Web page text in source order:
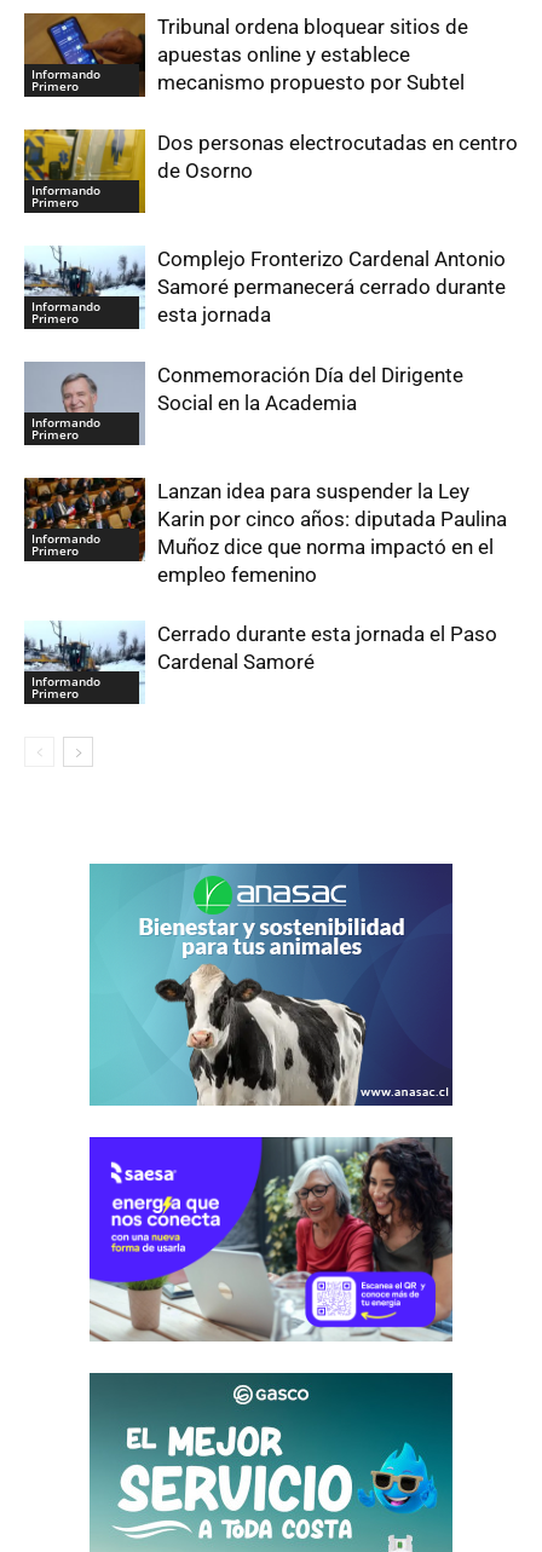
Informando
Primero
Tribunal ordena bloquear sitios de
apuestas online y establece
mecanismo propuesto por Subtel
Informando
Primero
Dos personas electrocutadas en centro
de Osorno
Informando
Primero
Complejo Fronterizo Cardenal Antonio
Samoré permanecerá cerrado durante
esta jornada
Informando
Primero
Conmemoración Día del Dirigente
Social en la Academia
Informando
Primero
Lanzan idea para suspender la Ley
Karin por cinco años: diputada Paulina
Muñoz dice que norma impactó en el
empleo femenino
Informando
Primero
Cerrado durante esta jornada el Paso
Cardenal Samoré